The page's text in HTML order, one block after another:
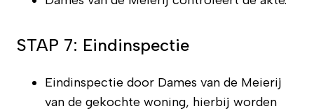
STAP 7: Eindinspectie
Eindinspectie door Dames van de Meierij
van de gekochte woning, hierbij worden